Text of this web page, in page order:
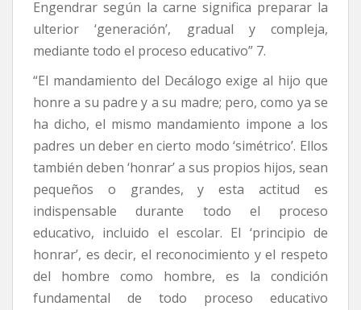
Engendrar según la carne significa preparar la
ulterior ‘generación’, gradual y compleja,
mediante todo el proceso educativo” 7.
“El mandamiento del Decálogo exige al hijo que
honre a su padre y a su madre; pero, como ya se
ha dicho, el mismo mandamiento impone a los
padres un deber en cierto modo ‘simétrico’. Ellos
también deben ‘honrar’ a sus propios hijos, sean
pequeños o grandes, y esta actitud es
indispensable durante todo el proceso
educativo, incluido el escolar. El ‘principio de
honrar’, es decir, el reconocimiento y el respeto
del hombre como hombre, es la condición
fundamental de todo proceso educativo